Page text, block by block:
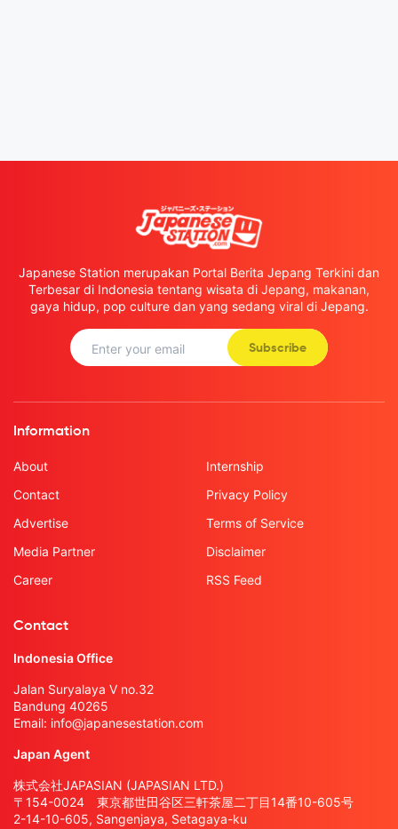
Japanese Station merupakan Portal Berita Jepang Terkini dan
Terbesar di Indonesia tentang wisata di Jepang, makanan,
gaya hidup, pop culture dan yang sedang viral di Jepang.
Subscribe
Information
About
Contact
Advertise
Media Partner
Career
Internship
Privacy Policy
Terms of Service
Disclaimer
RSS Feed
Contact
Indonesia Office
Jalan Suryalaya V no.32
Bandung 40265
Email: info@japanesestation.com
Japan Agent
株式会社JAPASIAN (JAPASIAN LTD.)
〒154-0024 東京都世田谷区三軒茶屋二丁目14番10-605号
2-14-10-605, Sangenjaya, Setagaya-ku